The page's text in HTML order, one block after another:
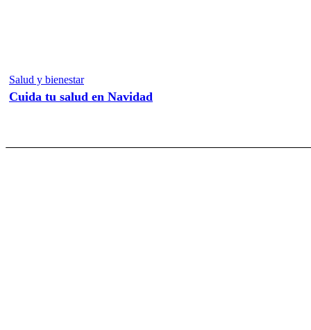
Salud y bienestar
Cuida tu salud en Navidad